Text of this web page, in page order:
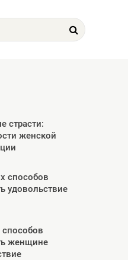
страсти:
женской
способов
удовольствие
женщине